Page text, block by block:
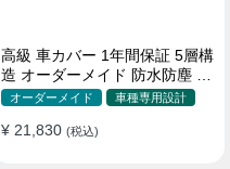
高級 車カバー 1年間保証 5層構
造 オーダーメイド 防水防塵 裏
起毛 車種専用
オーダーメイド 車種専用設計
¥ 21,830 (税込)